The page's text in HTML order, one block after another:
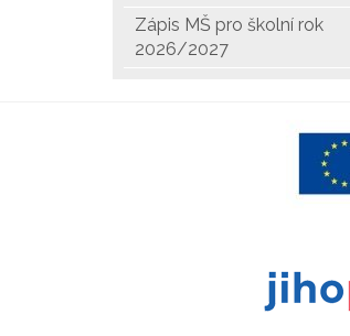
Zápis MŠ pro školní rok
2026/2027